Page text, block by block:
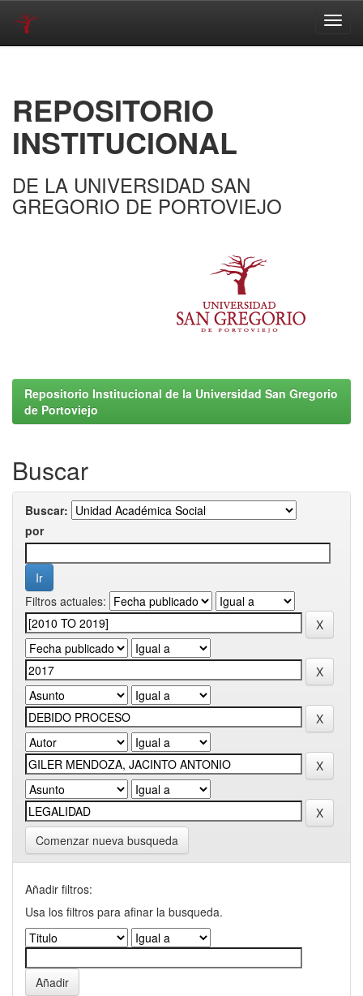
REPOSITORIO
INSTITUCIONAL
DE LA UNIVERSIDAD SAN
GREGORIO DE PORTOVIEJO
Repositorio Institucional de la Universidad San Gregorio
de Portoviejo
Buscar
Buscar:
por
Filtros actuales:
Comenzar nueva busqueda
Añadir filtros:
Usa los filtros para afinar la busqueda.